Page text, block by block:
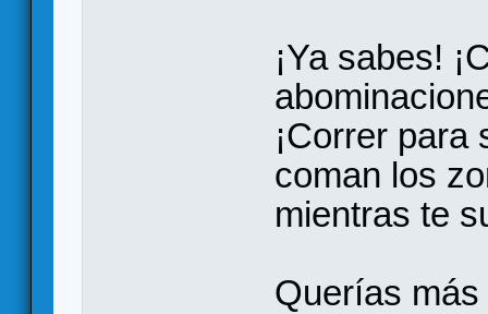
¡Ya sabes!
¡Correr
coman los
mientras te
Querías